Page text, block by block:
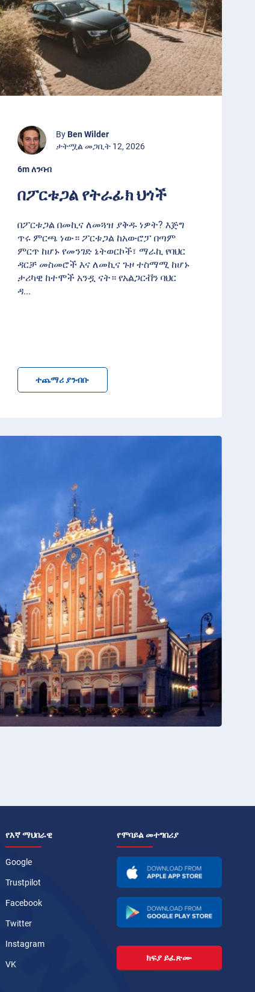
By Ben Wilder
ታትሟል መጋቢት 12, 2026
6m ለንባብ
በፖርቱጋል የትራፊክ ህጎች
በፖርቱጋል በመኪና ለመጓዝ ያቅዱ ነዎት? እጅግ
ጥሩ ምርጫ ነው። ፖርቱጋል ከአውሮፓ በጣም
ምርጥ ከሆኑ የመንገድ ኔትወርኮች፣ ማራኪ የባህር
ዳርቻ መስመሮች እና ለመኪና ጉዞ ተስማሚ ከሆኑ
ታሪካዊ ከተሞች አንዷ ናት። የአልጋርቭን ባህር
ዳ...
ተጨማሪ ያንብቡ
የእኛ ማህበራዊ
Google
Trustpilot
Facebook
Twitter
Instagram
VK
የሞባይል መተግበሪያ
ክፍያ ይፈጽሙ